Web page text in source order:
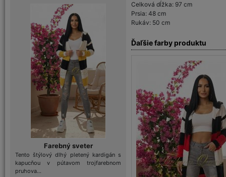
Farebný sveter
Tento štýlový dlhý pletený kardigán s
kapucňou v pútavom trojfarebnom
pruhova...
Celková dĺžka: 97 cm
Prsia: 48 cm
Rukáv: 50 cm
Ďaľšie farby produktu